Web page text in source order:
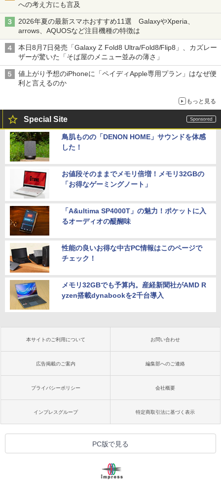
への考え方にも言及
2026年夏の最新スマホおすすめ11選 GalaxyやXperia、
arrows、AQUOSなど注目機種の特徴は
本日8月7日発売「Galaxy Z Fold8 Ultra/Fold8/Flip8」、カズレー
ザーが驚いた「そば屋のメニュー並みの薄さ」
値上がり予想のiPhoneに「ペイディApple専用プラン」はなぜ便
利と言えるのか
もっと見る
Special Site
鳥肌ものの「DENON HOME」サウンドを体感
した！
お値段そのままでメモリ倍増！メモリ32GBの
「お得なゲーミングノート」
「A&ultima SP4000T」の魅力！ポケットに入
るオーディオの醍醐味
性能の良いお得な中古PC情報はこのページで
チェック！
メモリ32GBでも予算内。産経新聞社がAMD R
yzen搭載dynabookを2千台導入
本サイトのご利用について お問い合わせ
広告掲載のご案内 編集部へのご連絡
プライバシーポリシー 会社概要
インプレスグループ 特定商取引法に基づく表示
PC版で見る